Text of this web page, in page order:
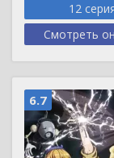
12
Смотреть
6.7